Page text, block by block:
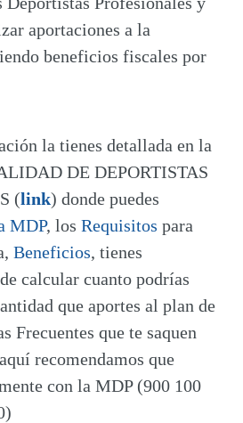
aportaciones a la
beneficios fiscales por
la tienes detallada en la
DE DEPORTISTAS
(link) donde puedes
MDP, los Requisitos para
Beneficios, tienes
calcular cuanto podrías
que aportes al plan de
Frecuentes que te saquen
recomendamos que
con la MDP (900 100